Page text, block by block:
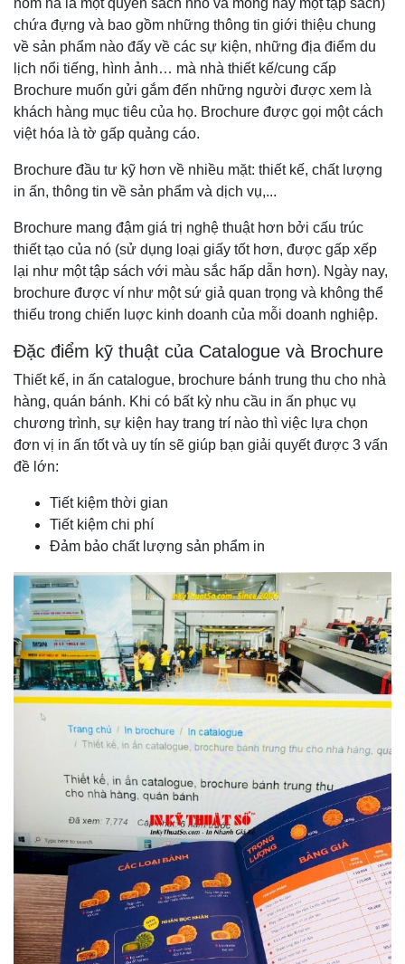
nôm na là một quyển sách nhỏ và mỏng hay một tập sách)
chứa đựng và bao gồm những thông tin giới thiệu chung
về sản phẩm nào đấy về các sự kiện, những địa điểm du
lịch nổi tiếng, hình ảnh… mà nhà thiết kế/cung cấp
Brochure muốn gửi gắm đến những người được xem là
khách hàng mục tiêu của họ. Brochure được gọi một cách
việt hóa là tờ gấp quảng cáo.
Brochure đầu tư kỹ hơn về nhiều mặt: thiết kế, chất lượng
in ấn, thông tin về sản phẩm và dịch vụ,...
Brochure mang đậm giá trị nghệ thuật hơn bởi cấu trúc
thiết tạo của nó (sử dụng loại giấy tốt hơn, được gấp xếp
lại như một tập sách với màu sắc hấp dẫn hơn). Ngày nay,
brochure được ví như một sứ giả quan trọng và không thể
thiếu trong chiến luợc kinh doanh của mỗi doanh nghiệp.
Đặc điểm kỹ thuật của Catalogue và Brochure
Thiết kế, in ấn catalogue, brochure bánh trung thu cho nhà
hàng, quán bánh. Khi có bất kỳ nhu cầu in ấn phục vụ
chương trình, sự kiện hay trang trí nào thì việc lựa chọn
đơn vị in ấn tốt và uy tín sẽ giúp bạn giải quyết được 3 vấn
đề lớn:
Tiết kiệm thời gian
Tiết kiệm chi phí
Đảm bảo chất lượng sản phẩm in